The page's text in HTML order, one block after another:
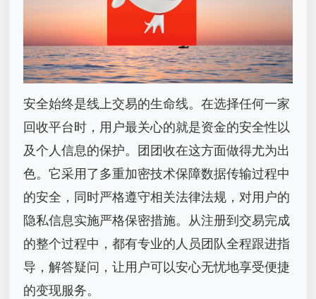
安全始终是线上交易的生命线。在选择任何一家
回收平台时，用户最关心的就是资金的安全性以
及个人信息的保护。团团收在这方面做得尤为出
色。它采用了多重加密技术保障数据传输过程中
的安全，同时严格遵守相关法律法规，对用户的
隐私信息实施严格保密措施。从注册到交易完成
的整个过程中，都有专业的人员团队全程跟进指
导，解答疑问，让用户可以安心无忧地享受便捷
的变现服务。